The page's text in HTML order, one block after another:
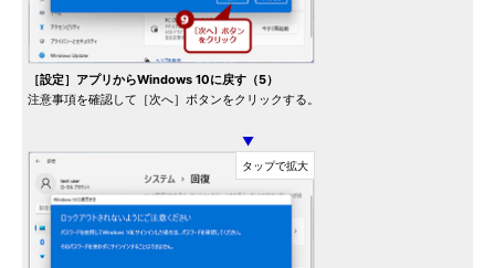
［設定］アプリからWindows 10に戻す（5）
注意事項を確認して［次へ］ボタンをクリックする。
▼